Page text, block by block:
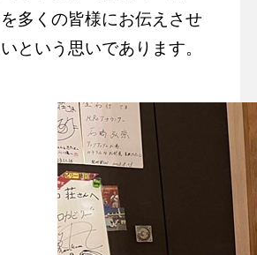
多くの皆様にお伝えさせ
という思いであります。